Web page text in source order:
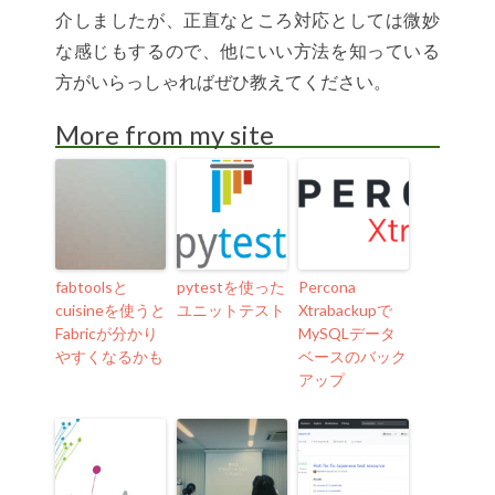
介しましたが、正直なところ対応としては微妙
な感じもするので、他にいい方法を知っている
方がいらっしゃればぜひ教えてください。
More from my site
fabtoolsと
cuisineを使うと
Fabricが分かり
やすくなるかも
pytestを使った
ユニットテスト
Percona
Xtrabackupで
MySQLデータ
ベースのバック
アップ